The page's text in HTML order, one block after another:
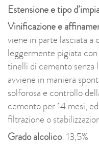
Estensione e tipo
Vinificazione e
viene in parte lasciata
leggermente pigiata
tinelli di cemento senza
avviene in maniera
solforosa e controllo
cemento per 14 mesi,
filtrazione o
Grado alcolico: 13,5%